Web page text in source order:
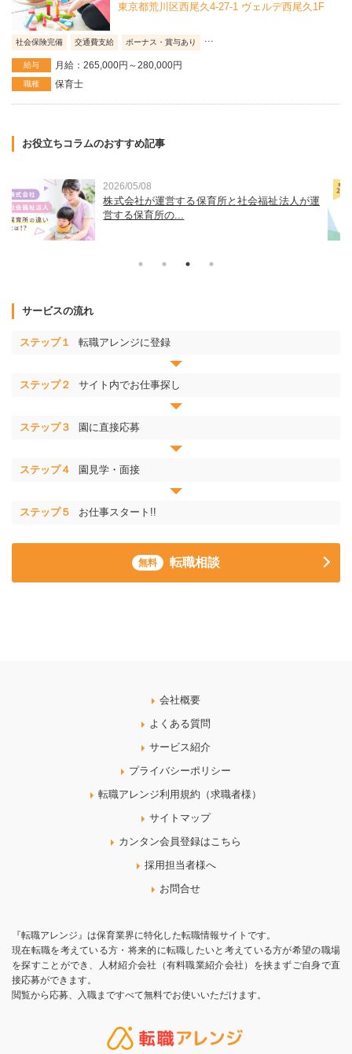
東京都荒川区西尾久4-27-1 ヴェルデ西尾久1F
社会保険完備 交通費支給 ボーナス・賞与あり ...
給与 月給：265,000円～280,000円
職種 保育士
お役立ちコラムのおすすめ記事
2026/03/30
東京23区の家賃相場と保育士宿舎借り上げ支援
事業補助金額...
サービスの流れ
ステップ１ 転職アレンジに登録
ステップ２ サイト内でお仕事探し
ステップ３ 園に直接応募
ステップ４ 園見学・面接
ステップ５ お仕事スタート!!
無料 転職相談
会社概要
よくある質問
サービス紹介
プライバシーポリシー
転職アレンジ利用規約（求職者様）
サイトマップ
カンタン会員登録はこちら
採用担当者様へ
お問合せ
『転職アレンジ』は保育業界に特化した転職情報サイトです。
現在転職を考えている方・将来的に転職したいと考えている方が希望の職場
を探すことができ、人材紹介会社（有料職業紹介会社）を挟まずご自身で直
接応募ができます。
閲覧から応募、入職まですべて無料でお使いいただけます。